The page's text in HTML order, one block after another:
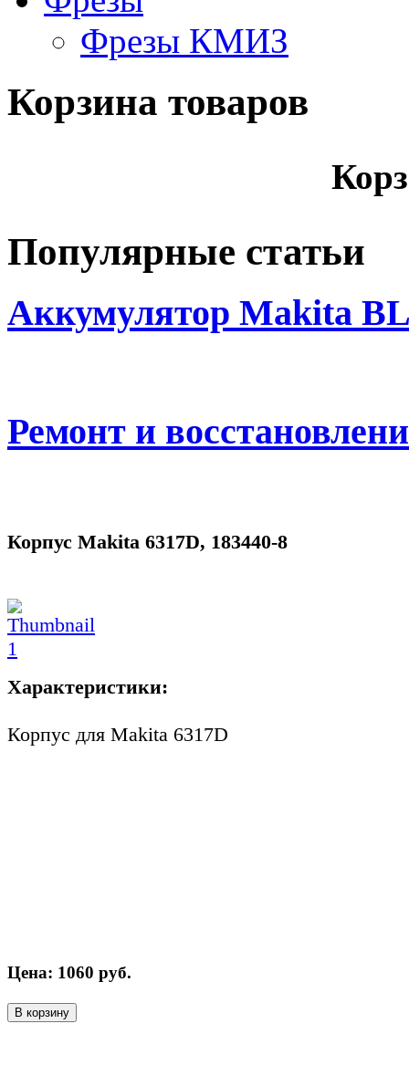
Фрезы КМИЗ
Корзина товаров
Популярные статьи
Аккумулятор Makita
Ремонт и
Корпус Makita 6317D, 183440-8
Характеристики:
Корпус для Makita 6317D
Цена: 1060 руб.
В корзину